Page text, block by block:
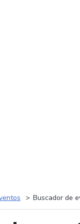
Buscador de